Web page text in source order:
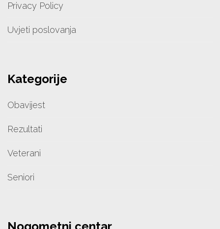
Privacy Policy
Uvjeti poslovanja
Kategorije
Obavijest
Rezultati
Veterani
Seniori